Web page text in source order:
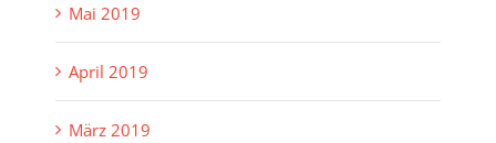
Mai 2019
April 2019
März 2019